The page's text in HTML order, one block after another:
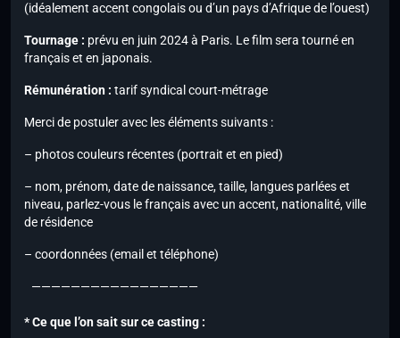
(idéalement accent congolais ou d’un pays d’Afrique de l’ouest)
Tournage : prévu en juin 2024 à Paris. Le film sera tourné en
français et en japonais.
Rémunération : tarif syndical court-métrage
Merci de postuler avec les éléments suivants :
– photos couleurs récentes (portrait et en pied)
– nom, prénom, date de naissance, taille, langues parlées et
niveau, parlez-vous le français avec un accent, nationalité, ville
de résidence
– coordonnées (email et téléphone)
—————————————————
* Ce que l’on sait sur ce casting :